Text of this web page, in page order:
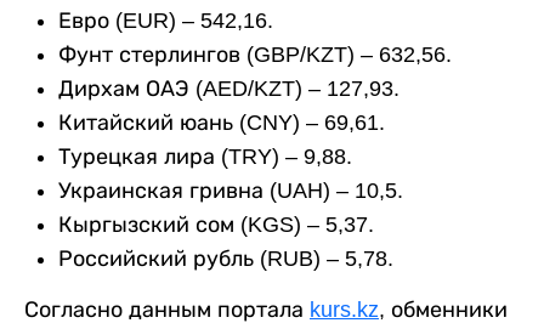
Евро (EUR) – 542,16.
Фунт стерлингов (GBP/KZT) – 632,56.
Дирхам ОАЭ (AED/KZT) – 127,93.
Китайский юань (CNY) – 69,61.
Турецкая лира (TRY) – 9,88.
Украинская гривна (UAH) – 10,5.
Кыргызский сом (KGS) – 5,37.
Российский рубль (RUB) – 5,78.
Согласно данным портала kurs.kz, обменники